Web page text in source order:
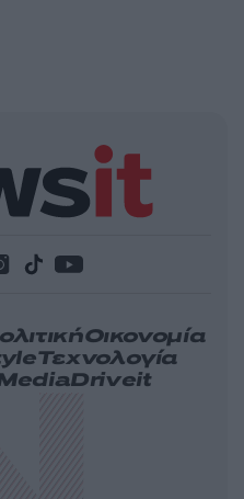
Οικονομία
Τεχνολογία
Driveit